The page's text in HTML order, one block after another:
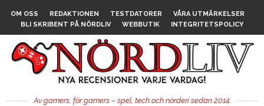
OM OSS REDAKTIONEN TESTDATORER
VÅRA UTMÄRKELSER
BLI SKRIBENT PÅ NÖRDLIV
WEBBUTIK INTEGRITETSPOLICY
Av gamers, för gamers – spel, tech och nörderi sedan 2014.